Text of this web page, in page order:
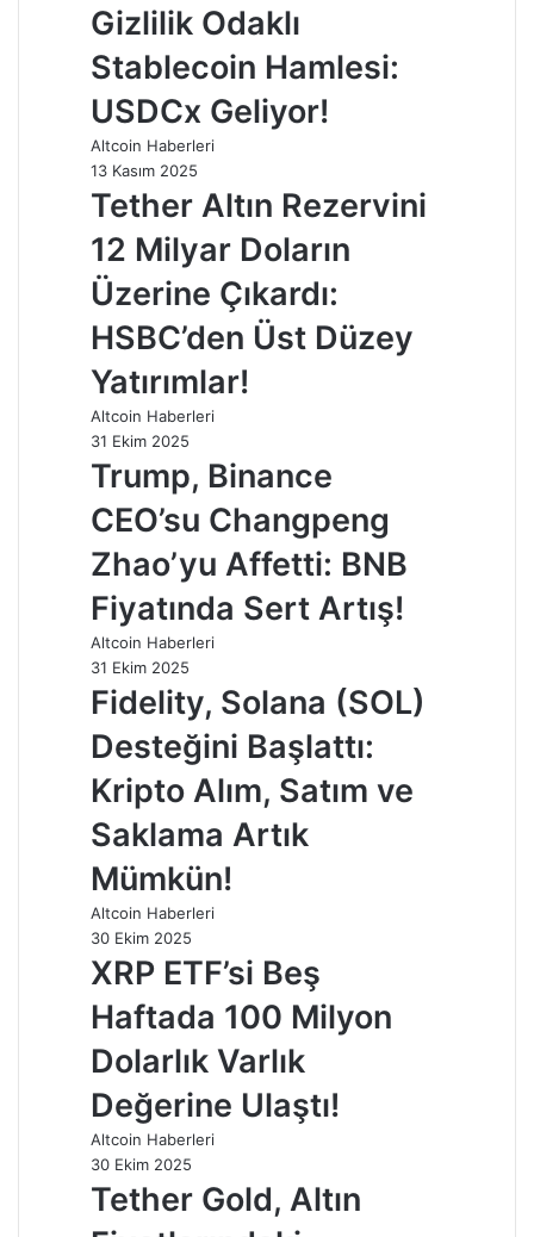
Gizlilik Odaklı
Stablecoin Hamlesi:
USDCx Geliyor!
Altcoin Haberleri
13 Kasım 2025
Tether Altın Rezervini
12 Milyar Doların
Üzerine Çıkardı:
HSBC’den Üst Düzey
Yatırımlar!
Altcoin Haberleri
31 Ekim 2025
Trump, Binance
CEO’su Changpeng
Zhao’yu Affetti: BNB
Fiyatında Sert Artış!
Altcoin Haberleri
31 Ekim 2025
Fidelity, Solana (SOL)
Desteğini Başlattı:
Kripto Alım, Satım ve
Saklama Artık
Mümkün!
Altcoin Haberleri
30 Ekim 2025
XRP ETF’si Beş
Haftada 100 Milyon
Dolarlık Varlık
Değerine Ulaştı!
Altcoin Haberleri
30 Ekim 2025
Tether Gold, Altın